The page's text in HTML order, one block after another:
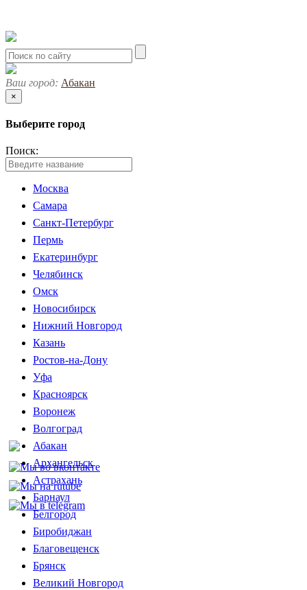
Ваш город: Абакан
×
Выберите город
Поиск:
Москва
Самара
Санкт-Петербург
Пермь
Екатеринбург
Челябинск
Омск
Новосибирск
Нижний Новгород
Казань
Ростов-на-Дону
Уфа
Красноярск
Воронеж
Волгоград
Абакан
Архангельск
Астрахань
Барнаул
Белгород
Биробиджан
Благовещенск
Брянск
Великий Новгород